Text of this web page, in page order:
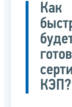
Как
готов
КЭП?